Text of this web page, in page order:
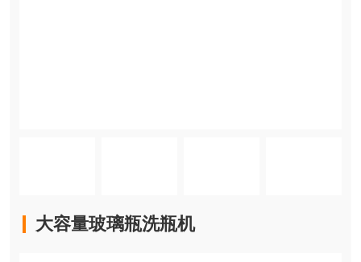
大容量玻璃瓶洗瓶机